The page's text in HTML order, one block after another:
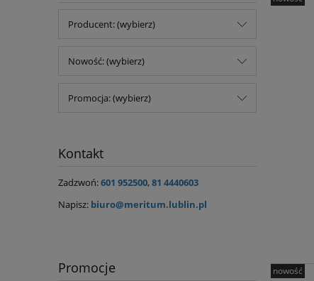
Producent: (wybierz)
Nowość: (wybierz)
Promocja: (wybierz)
Kontakt
Zadzwoń:601 952500, 81 4440603
Napisz: biuro@meritum.lublin.pl
Promocje nowość